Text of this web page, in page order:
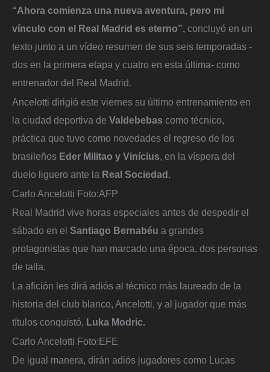
“Ahora comienza una nueva aventura, pero mi
vínculo con el Real Madrid es eterno”, concluyó en un
texto junto a un vídeo resumen de sus seis temporadas -
dos en la primera etapa y cuatro en esta última- como
entrenador del Real Madrid.
Ancelotti dirigió este viernes su último entrenamiento en
la ciudad deportiva de Valdebebas como técnico,
práctica que tuvo como novedades el regreso de los
brasileños Eder Militao y Vinícius, en la víspera del
duelo liguero ante la Real Sociedad.
Carlo Ancelotti Foto:AFP
Real Madrid vive horas especiales antes de despedir el
sábado en el Santiago Bernabéu a grandes
protagonistas que han marcado una época, dos personas
de talla.
La afición les dirá adiós al técnico más laureado de la
historia del club blanco, Ancelotti, y al jugador que más
títulos conquistó, Luka Modric.
Carlo Ancelotti Foto:EFE
De igual manera, dirán adiós jugadores como Lucas